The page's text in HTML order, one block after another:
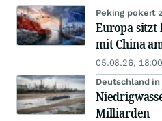
Peking pokert
Europa sitzt
mit China
05.08.26, 18:00
Deutschland
Milliarden